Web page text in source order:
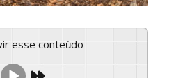
esse conteúdo